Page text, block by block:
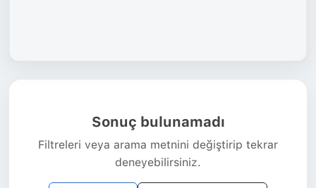
Sonuç bulunamadı
Filtreleri veya arama metnini değiştirip tekrar
deneyebilirsiniz.